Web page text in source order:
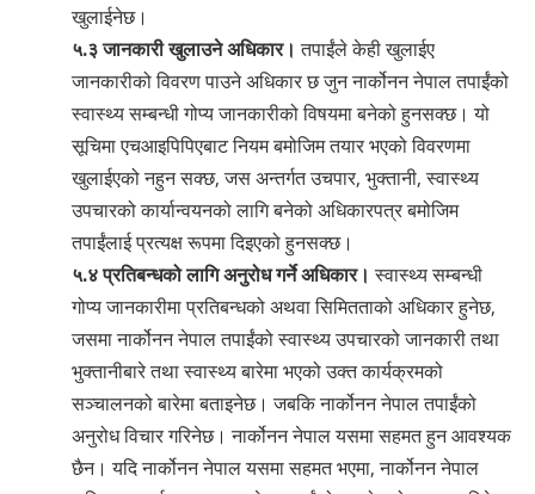
खुलाईनेछ।
५.३ जानकारी खुलाउने अधिकार। तपाईंले केही खुलाईए
जानकारीको विवरण पाउने अधिकार छ जुन नार्कोनन नेपाल तपाईंको
स्वास्थ्य सम्बन्धी गोप्य जानकारीको विषयमा बनेको हुनसक्छ। यो
सूचिमा एचआइपिपिएबाट नियम बमोजिम तयार भएको विवरणमा
खुलाईएको नहुन सक्छ, जस अन्तर्गत उचपार, भुक्तानी, स्वास्थ्य
उपचारको कार्यान्वयनको लागि बनेको अधिकारपत्र बमोजिम
तपाईंलाई प्रत्यक्ष रूपमा दिइएको हुनसक्छ।
५.४ प्रतिबन्धको लागि अनुरोध गर्ने अधिकार। स्वास्थ्य सम्बन्धी
गोप्य जानकारीमा प्रतिबन्धको अथवा सिमितताको अधिकार हुनेछ,
जसमा नार्कोनन नेपाल तपाईंको स्वास्थ्य उपचारको जानकारी तथा
भुक्तानीबारे तथा स्वास्थ्य बारेमा भएको उक्त कार्यक्रमको
सञ्चालनको बारेमा बताइनेछ। जबकि नार्कोनन नेपाल तपाईंको
अनुरोध विचार गरिनेछ। नार्कोनन नेपाल यसमा सहमत हुन आवश्यक
छैन। यदि नार्कोनन नेपाल यसमा सहमत भएमा, नार्कोनन नेपाल